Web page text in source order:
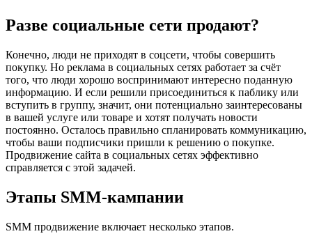
Разве социальные сети продают?
Конечно, люди не приходят в соцсети, чтобы совершить
покупку. Но реклама в социальных сетях работает за счёт
того, что люди хорошо воспринимают интересно поданную
информацию. И если решили присоединиться к паблику или
вступить в группу, значит, они потенциально заинтересованы
в вашей услуге или товаре и хотят получать новости
постоянно. Осталось правильно спланировать коммуникацию,
чтобы ваши подписчики пришли к решению о покупке.
Продвижение сайта в социальных сетях эффективно
справляется с этой задачей.
Этапы SMM-кампании
SMM продвижение включает несколько этапов.